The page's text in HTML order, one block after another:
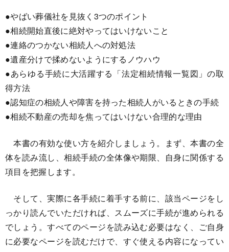
●やばい葬儀社を見抜く3つのポイント
●相続開始直後に絶対やってはいけないこと
●連絡のつかない相続人への対処法
●遺産分けで揉めないようにするノウハウ
●あらゆる手続に大活躍する「法定相続情報一覧図」の取
得方法
●認知症の相続人や障害を持った相続人がいるときの手続
●相続不動産の売却を焦ってはいけない合理的な理由
本書の有効な使い方を紹介しましょう。まず、本書の全
体を読み流し、相続手続の全体像や期限、自身に関係する
項目を把握します。
そして、実際に各手続に着手する前に、該当ページをし
っかり読んでいただければ、スムーズに手続が進められる
でしょう。すべてのページを読み込む必要はなく、ご自身
に必要なページを読むだけで、すぐ使える内容になってい